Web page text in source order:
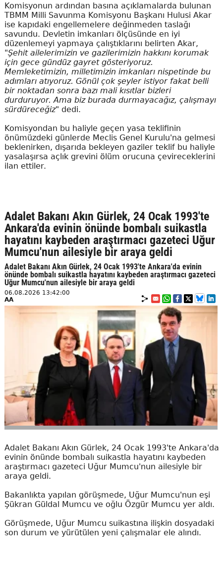
Komisyonun ardından basına açıklamalarda bulunan
TBMM Milli Savunma Komisyonu Başkanı Hulusi Akar
ise kapıdaki engellemelere değinmeden taslağı
savundu. Devletin imkanları ölçüsünde en iyi
düzenlemeyi yapmaya çalıştıklarını belirten Akar,
"Şehit ailelerimizin ve gazilerimizin hakkını korumak
için gece gündüz gayret gösteriyoruz.
Memleketimizin, milletimizin imkanları nispetinde bu
adımları atıyoruz. Gönül çok şeyler istiyor fakat belli
bir noktadan sonra bazı mali kısıtlar bizleri
durduruyor. Ama biz burada durmayacağız, çalışmayı
sürdüreceğiz" dedi.
Komisyondan bu haliyle geçen yasa teklifinin
önümüzdeki günlerde Meclis Genel Kurulu'na gelmesi
beklenirken, dışarıda bekleyen gaziler teklif bu haliyle
yasalaşırsa açlık grevini ölüm orucuna çevireceklerini
ilan ettiler.
Adalet Bakanı Akın Gürlek, 24 Ocak 1993'te
Ankara'da evinin önünde bombalı suikastla
hayatını kaybeden araştırmacı gazeteci Uğur
Mumcu'nun ailesiyle bir araya geldi
Adalet Bakanı Akın Gürlek, 24 Ocak 1993'te Ankara'da evinin
önünde bombalı suikastla hayatını kaybeden araştırmacı gazeteci
Uğur Mumcu'nun ailesiyle bir araya geldi
06.08.2026 13:42:00
AA
Adalet Bakanı Akın Gürlek, 24 Ocak 1993'te Ankara'da
evinin önünde bombalı suikastla hayatını kaybeden
araştırmacı gazeteci Uğur Mumcu'nun ailesiyle bir
araya geldi.
Bakanlıkta yapılan görüşmede, Uğur Mumcu'nun eşi
Şükran Güldal Mumcu ve oğlu Özgür Mumcu yer aldı.
Görüşmede, Uğur Mumcu suikastına ilişkin dosyadaki
son durum ve yürütülen yeni çalışmalar ele alındı.